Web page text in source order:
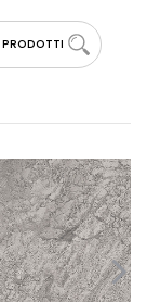
PRODOTTI